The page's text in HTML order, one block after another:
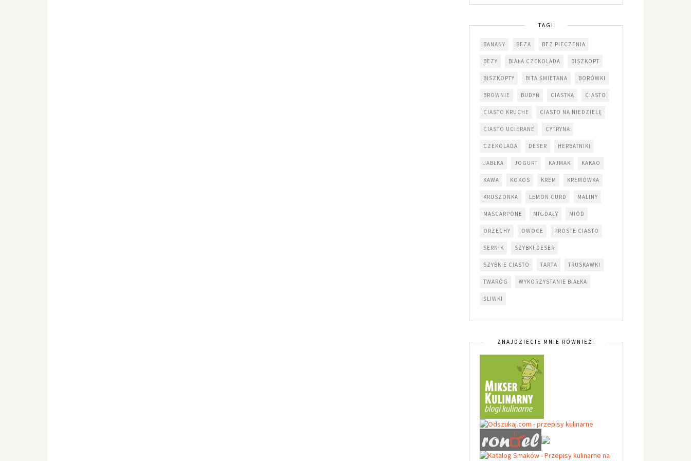
TAGI
BANANY BEZA BEZ PIECZENIA
BEZY BIAŁA CZEKOLADA BISZKOPT
BISZKOPTY BITA ŚMIETANA BORÓWKI
BROWNIE BUDYŃ CIASTKA CIASTO
CIASTO KRUCHE CIASTO NA NIEDZIELĘ
CIASTO UCIERANE CYTRYNA
CZEKOLADA DESER HERBATNIKI
JABŁKA JOGURT KAJMAK KAKAO
KAWA KOKOS KREM KREMÓWKA
KRUSZONKA LEMON CURD MALINY
MASCARPONE MIGDAŁY MIÓD
ORZECHY OWOCE PROSTE CIASTO
SERNIK SZYBKI DESER
SZYBKIE CIASTO TARTA TRUSKAWKI
TWARÓG WYKORZYSTANIE BIAŁKA
ŚLIWKI
ZNAJDZIECIE MNIE RÓWNIEŻ: